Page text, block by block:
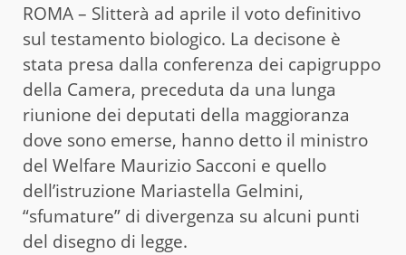
ROMA – Slitterà ad aprile il voto definitivo
sul testamento biologico. La decisone è
stata presa dalla conferenza dei capigruppo
della Camera, preceduta da una lunga
riunione dei deputati della maggioranza
dove sono emerse, hanno detto il ministro
del Welfare Maurizio Sacconi e quello
dell’istruzione Mariastella Gelmini,
“sfumature” di divergenza su alcuni punti
del disegno di legge.